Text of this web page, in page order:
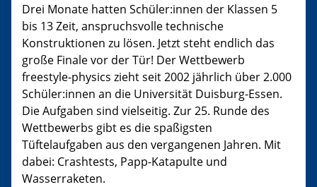
Drei Monate hatten Schüler:innen der Klassen 5
bis 13 Zeit, anspruchsvolle technische
Konstruktionen zu lösen. Jetzt steht endlich das
große Finale vor der Tür! Der Wettbewerb
freestyle-physics zieht seit 2002 jährlich über 2.000
Schüler:innen an die Universität Duisburg-Essen.
Die Aufgaben sind vielseitig. Zur 25. Runde des
Wettbewerbs gibt es die spaßigsten
Tüftelaufgaben aus den vergangenen Jahren. Mit
dabei: Crashtests, Papp-Katapulte und
Wasserraketen.